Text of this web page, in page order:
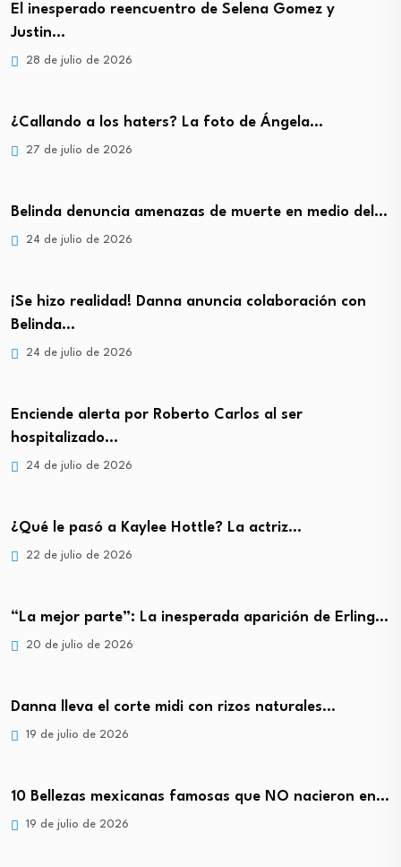
El inesperado reencuentro de Selena Gomez y
Justin…
28 de julio de 2026
¿Callando a los haters? La foto de Ángela…
27 de julio de 2026
Belinda denuncia amenazas de muerte en medio del…
24 de julio de 2026
¡Se hizo realidad! Danna anuncia colaboración con
Belinda…
24 de julio de 2026
Enciende alerta por Roberto Carlos al ser
hospitalizado…
24 de julio de 2026
¿Qué le pasó a Kaylee Hottle? La actriz…
22 de julio de 2026
“La mejor parte”: La inesperada aparición de Erling…
20 de julio de 2026
Danna lleva el corte midi con rizos naturales…
19 de julio de 2026
10 Bellezas mexicanas famosas que NO nacieron en…
19 de julio de 2026